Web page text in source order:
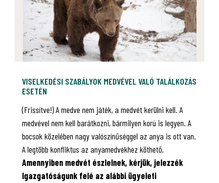
VISELKEDÉSI SZABÁLYOK MEDVÉVEL VALÓ TALÁLKOZÁS
ESETÉN
(Frissítve!) A medve nem játék, a medvét kerülni kell. A
medvével nem kell barátkozni, bármilyen korú is legyen. A
bocsok közelében nagy valószínűséggel az anya is ott van.
A legtöbb konfliktus az anyamedvékhez köthető.
Amennyiben medvét észlelnek, kérjük, jelezzék
Igazgatóságunk felé az alábbi ügyeleti